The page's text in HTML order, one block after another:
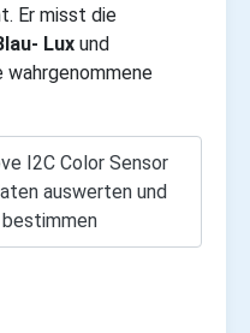
Er misst die
Lux und
wahrgenommene
I2C Color Sensor
auswerten und